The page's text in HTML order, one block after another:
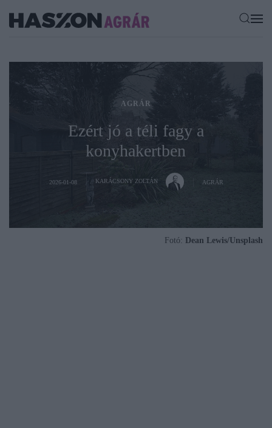
AGRÁR
Ezért jó a téli fagy a
konyhakertben
2026-01-08 KARÁCSONY ZOLTÁN AGRÁR
Fotó: Dean Lewis/Unsplash